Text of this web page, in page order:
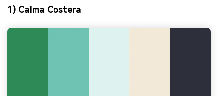
1) Calma Costera